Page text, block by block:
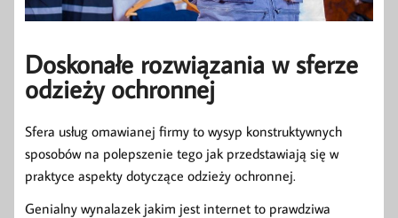
Doskonałe rozwiązania w sferze
odzieży ochronnej
Sfera usług omawianej firmy to wysyp konstruktywnych
sposobów na polepszenie tego jak przedstawiają się w
praktyce aspekty dotyczące odzieży ochronnej.
Genialny wynalazek jakim jest internet to prawdziwa